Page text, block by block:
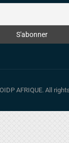
AFRIQUE. All